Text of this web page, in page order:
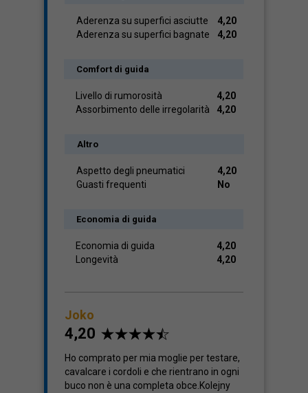
Aderenza su superfici asciutte
4,20
Aderenza su superfici bagnate
4,20
Comfort di guida
Livello di rumorosità
4,20
Assorbimento delle irregolarità
4,20
Altro
Aspetto degli pneumatici
4,20
Guasti frequenti
No
Economia di guida
Economia di guida
4,20
Longevità
4,20
Joko
4,20
Ho comprato per mia moglie per testare,
cavalcare i cordoli e che rientrano in ogni
buco non è una completa obce.Kolejny